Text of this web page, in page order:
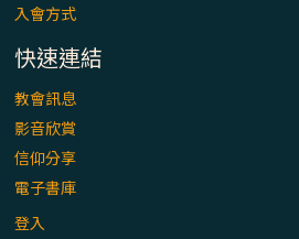
入會方式
快速連結
教會訊息
影音欣賞
信仰分享
電子書庫
登入